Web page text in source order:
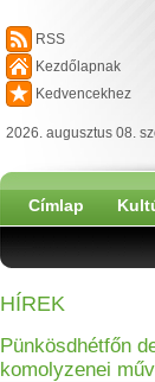
RSS
Kezdőlapnak
Kedvencekhez
2026. augusztus 08.
Címlap
HÍREK
Pünkösdhétfőn
komolyzenei